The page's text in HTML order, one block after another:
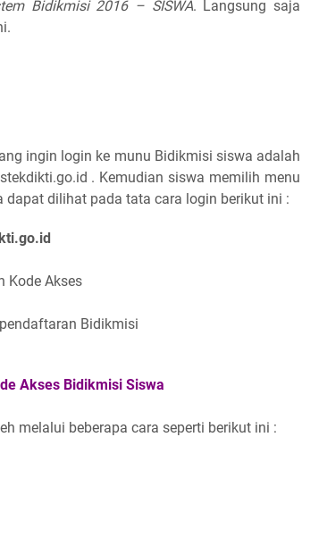
Bidikmisi 2016 – SISWA. Langsung saja
ingin login ke munu Bidikmisi siswa adalah
. Kemudian siswa memilih menu
dilihat pada tata cara login berikut ini :
Kode Akses
Bidikmisi
Akses Bidikmisi Siswa
melalui beberapa cara seperti berikut ini :